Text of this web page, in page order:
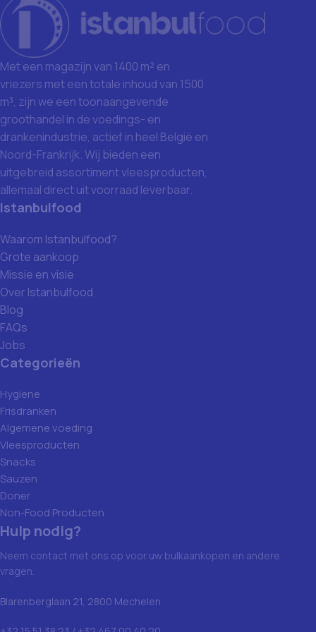
Met een magazijn van 1400 m² en
vriezers met een totale inhoud van 1500
m³, zijn we een toonaangevende
groothandel in de voedings- en
drankenindustrie, actief in heel België en
Noord-Frankrijk. Wij bieden een
uitgebreid assortiment vleesproducten,
allemaal direct uit voorraad leverbaar.
Istanbulfood
Waarom Istanbulfood?
Grote aankoop
Missie en visie
Over Istanbulfood
Blog
FAQs
Jobs
Categorieën
Hygiene
Frisdranken
Algemene voeding
Vleesproducten
Snacks
Sauzen
Doner
Non-Food Producten
Hulp nodig?
Neem contact met ons op voor uw bulkaankopen en andere
vragen.
Blarenberglaan 21, 2800 Mechelen